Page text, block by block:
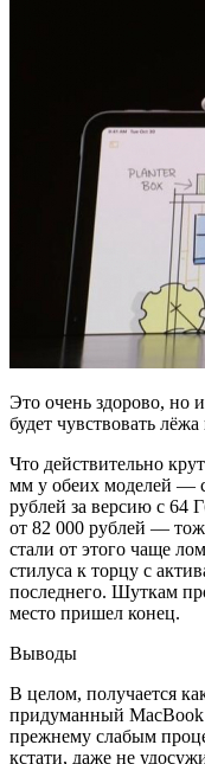
Это очень здорово, но
будет чувствовать лёжа
Что действительно
мм у обеих моделей —
рублей за версию с 64
от 82 000 рублей —
стали от этого чаще
стилуса к торцу с
последнего. Шуткам
место пришел конец.
Выводы
В целом, получается
придуманный MacBook
прежнему слабым
кстати, даже не